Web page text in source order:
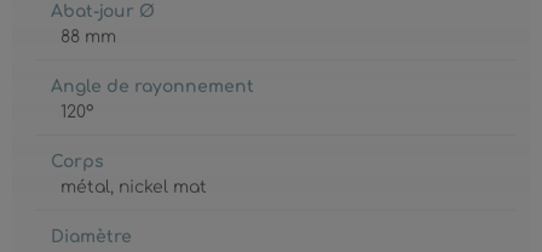
Abat-jour Ø
88 mm
Angle de rayonnement
120°
Corps
métal, nickel mat
Diamètre